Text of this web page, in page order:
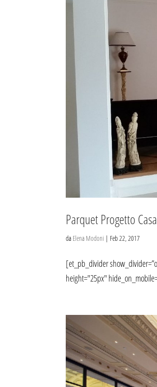
Parquet Progetto
da Elena Modoni | Feb 22, 2017
[et_pb_divider
height="25px"